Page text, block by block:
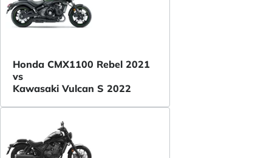
Honda CMX1100 Rebel 2021
vs
Kawasaki Vulcan S 2022